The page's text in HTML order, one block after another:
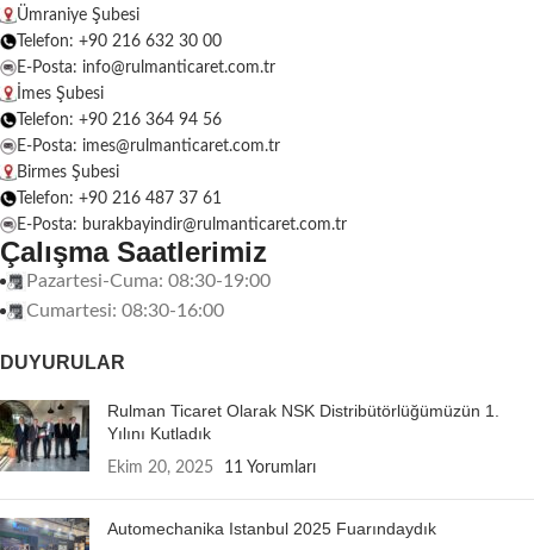
Ümraniye Şubesi
Telefon: +90 216 632 30 00
E-Posta: info@rulmanticaret.com.tr
İmes Şubesi
Telefon: +90 216 364 94 56
E-Posta: imes@rulmanticaret.com.tr
Birmes Şubesi
Telefon: +90 216 487 37 61
E-Posta: burakbayindir@rulmanticaret.com.tr
Çalışma Saatlerimiz
Pazartesi-Cuma: 08:30-19:00
Cumartesi: 08:30-16:00
DUYURULAR
Rulman Ticaret Olarak NSK Distribütörlüğümüzün 1.
Yılını Kutladık
Ekim 20, 2025 11 Yorumları
Automechanika Istanbul 2025 Fuarındaydık